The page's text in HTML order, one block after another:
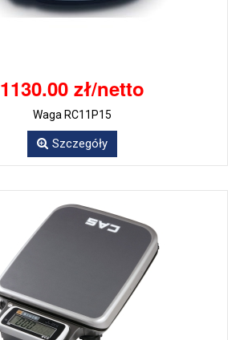
1130.00 zł/netto
Waga RC11P15
Szczegóły